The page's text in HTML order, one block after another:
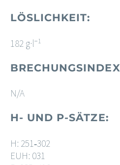
LÖSLICHKEIT:
182 g·l−1
BRECHUNGSINDEX
N/A
H- UND P-SÄTZE:
H: 251​‐​302
EUH: 031